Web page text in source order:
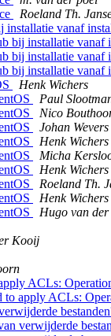
Roeland Th.
vanaf
bij installatie vanaf
bij installatie vanaf
bij installatie vanaf
Henk Wichers
Paul
Nico
Johan Wevers
Henk Wichers
Micha
Henk Wichers
Roeland Th.
Henk Wichers
Hugo van
Kooij
ACLs:
apply ACLs:
verwijderde